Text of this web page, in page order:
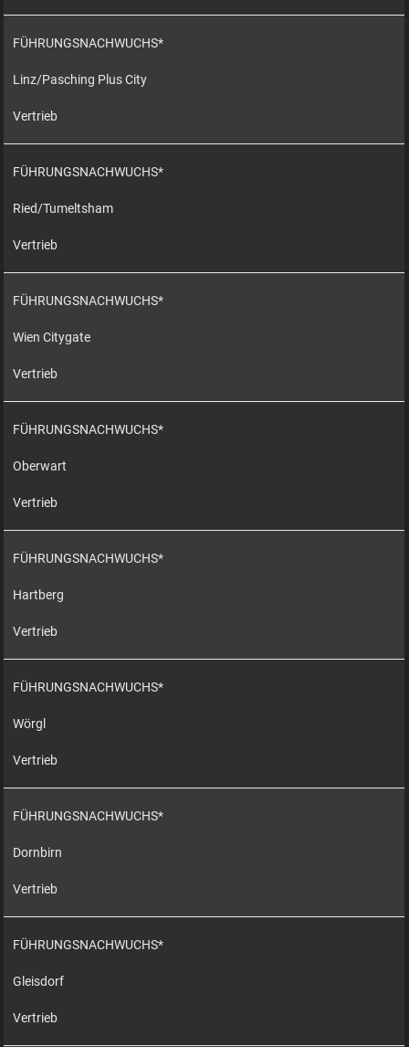
FÜHRUNGSNACHWUCHS*
Linz/Pasching Plus City
Vertrieb
FÜHRUNGSNACHWUCHS*
Ried/Tumeltsham
Vertrieb
FÜHRUNGSNACHWUCHS*
Wien Citygate
Vertrieb
FÜHRUNGSNACHWUCHS*
Oberwart
Vertrieb
FÜHRUNGSNACHWUCHS*
Hartberg
Vertrieb
FÜHRUNGSNACHWUCHS*
Wörgl
Vertrieb
FÜHRUNGSNACHWUCHS*
Dornbirn
Vertrieb
FÜHRUNGSNACHWUCHS*
Gleisdorf
Vertrieb